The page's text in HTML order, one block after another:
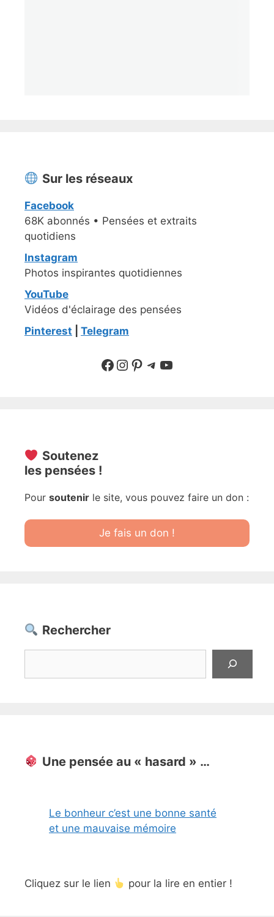
Sur les réseaux
Facebook
68K abonnés • Pensées et extraits
quotidiens
Instagram
Photos inspirantes quotidiennes
YouTube
Vidéos d'éclairage des pensées
Pinterest
Telegram
Suivre sur Facebook
Suivre sur Instagram
Pinterest
Sur Telegram
YouTube
Soutenez
les pensées !
Pour soutenir le site, vous pouvez faire un don :
Je fais un don !
Rechercher
Une pensée au « hasard » …
Le bonheur c’est une bonne santé
et une mauvaise mémoire
Cliquez sur le lien pour la lire en entier !